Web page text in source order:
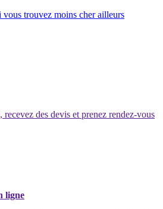
trouvez moins cher ailleurs
recevez des devis et prenez rendez-vous
ligne